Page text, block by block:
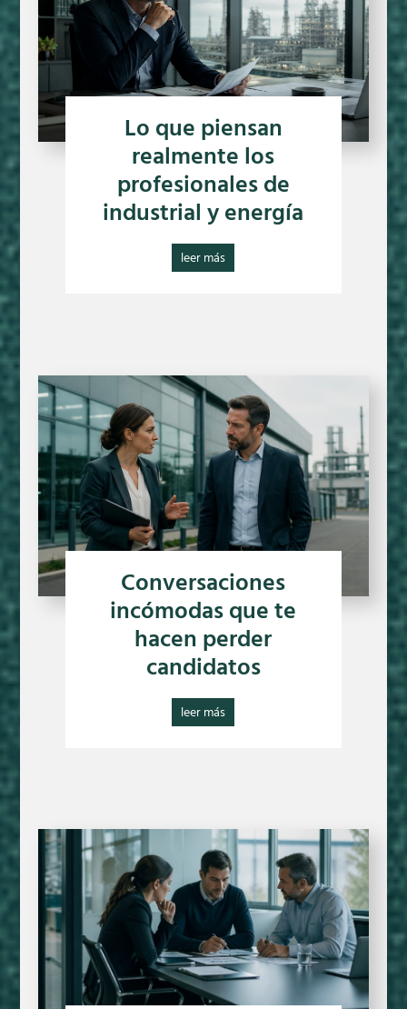
Lo que piensan
realmente los
profesionales de
industrial y energía
leer más
Conversaciones
incómodas que te
hacen perder
candidatos
leer más